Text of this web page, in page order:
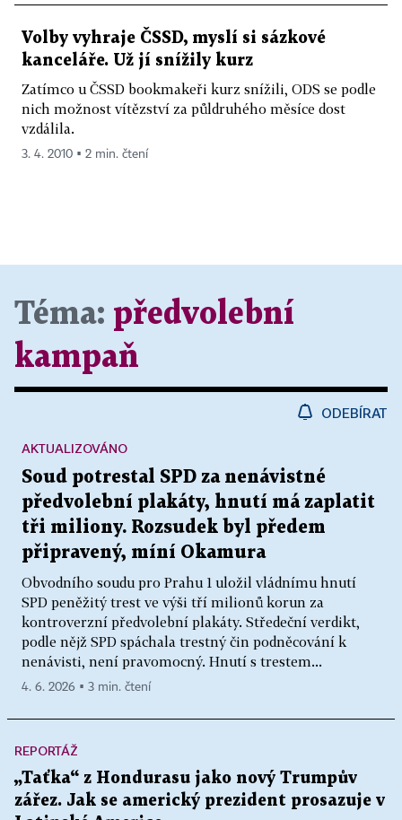
Volby vyhraje ČSSD, myslí si sázkové
kanceláře. Už jí snížily kurz
Zatímco u ČSSD bookmakeři kurz snížili, ODS se podle
nich možnost vítězství za půldruhého měsíce dost
vzdálila.
3. 4. 2010 ▪ 2 min. čtení
Téma: předvolební
kampaň
ODEBÍRAT
Soud potrestal SPD za nenávistné
předvolební plakáty, hnutí má zaplatit
tři miliony. Rozsudek byl předem
připravený, míní Okamura
Obvodního soudu pro Prahu 1 uložil vládnímu hnutí
SPD peněžitý trest ve výši tří milionů korun za
kontroverzní předvolební plakáty. Středeční verdikt,
podle nějž SPD spáchala trestný čin podněcování k
nenávisti, není pravomocný. Hnutí s trestem...
AKTUALIZOVÁNO
4. 6. 2026 ▪ 3 min. čtení
REPORTÁŽ
„Taťka“ z Hondurasu jako nový Trumpův
zářez. Jak se americký prezident prosazuje v